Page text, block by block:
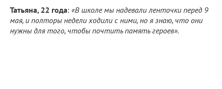
Татьяна, 22 года: «В школе мы надевали ленточки перед 9
мая, и полторы недели ходили с ними, но я знаю, что они
нужны для того, чтобы почтить память героев».